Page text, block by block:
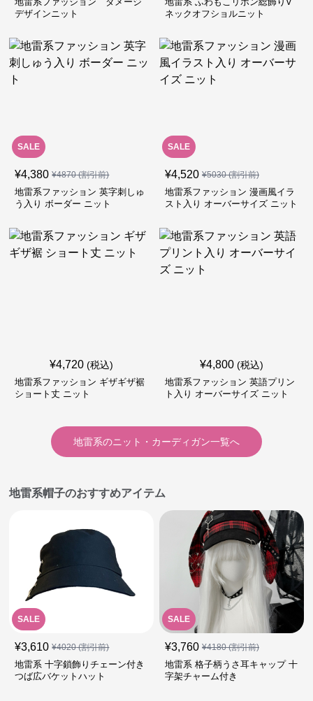
デザインニット
ネックオフショルニット
SALE
¥4,380 ¥4870(割引前)
地雷系ファッション 英字刺しゅ
う入り ボーダー ニット
SALE
¥4,520 ¥5030(割引前)
地雷系ファッション 漫画風イラ
スト入り オーバーサイズ ニット
¥4,720 (税込)
地雷系ファッション ギザギザ裾
ショート丈 ニット
¥4,800 (税込)
地雷系ファッション 英語プリン
ト入り オーバーサイズ ニット
地雷系のニット・カーディガン一覧へ
地雷系帽子のおすすめアイテム
SALE
¥3,610 ¥4020(割引前)
地雷系 十字鎖飾りチェーン付き
つば広バケットハット
SALE
¥3,760 ¥4180(割引前)
地雷系 格子柄うさ耳キャップ 十
字架チャーム付き